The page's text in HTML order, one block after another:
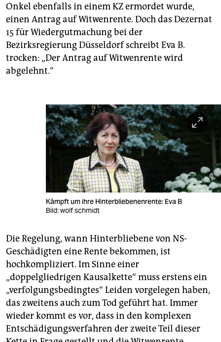
Onkel ebenfalls in einem KZ ermordet wurde,
einen Antrag auf Witwenrente. Doch das Dezernat
15 für Wiedergutmachung bei der
Bezirksregierung Düsseldorf schreibt Eva B.
trocken: „Der Antrag auf Witwenrente wird
abgelehnt.“
Kämpft um ihre Hinterbliebenenrente: Eva B
Bild: wolf schmidt
Die Regelung, wann Hinterbliebene von NS-
Geschädigten eine Rente bekommen, ist
hochkompliziert. Im Sinne einer
„doppelgliedrigen Kausalkette“ muss erstens ein
„verfolgungsbedingtes“ Leiden vorgelegen haben,
das zweitens auch zum Tod geführt hat. Immer
wieder kommt es vor, dass in den komplexen
Entschädigungsverfahren der zweite Teil dieser